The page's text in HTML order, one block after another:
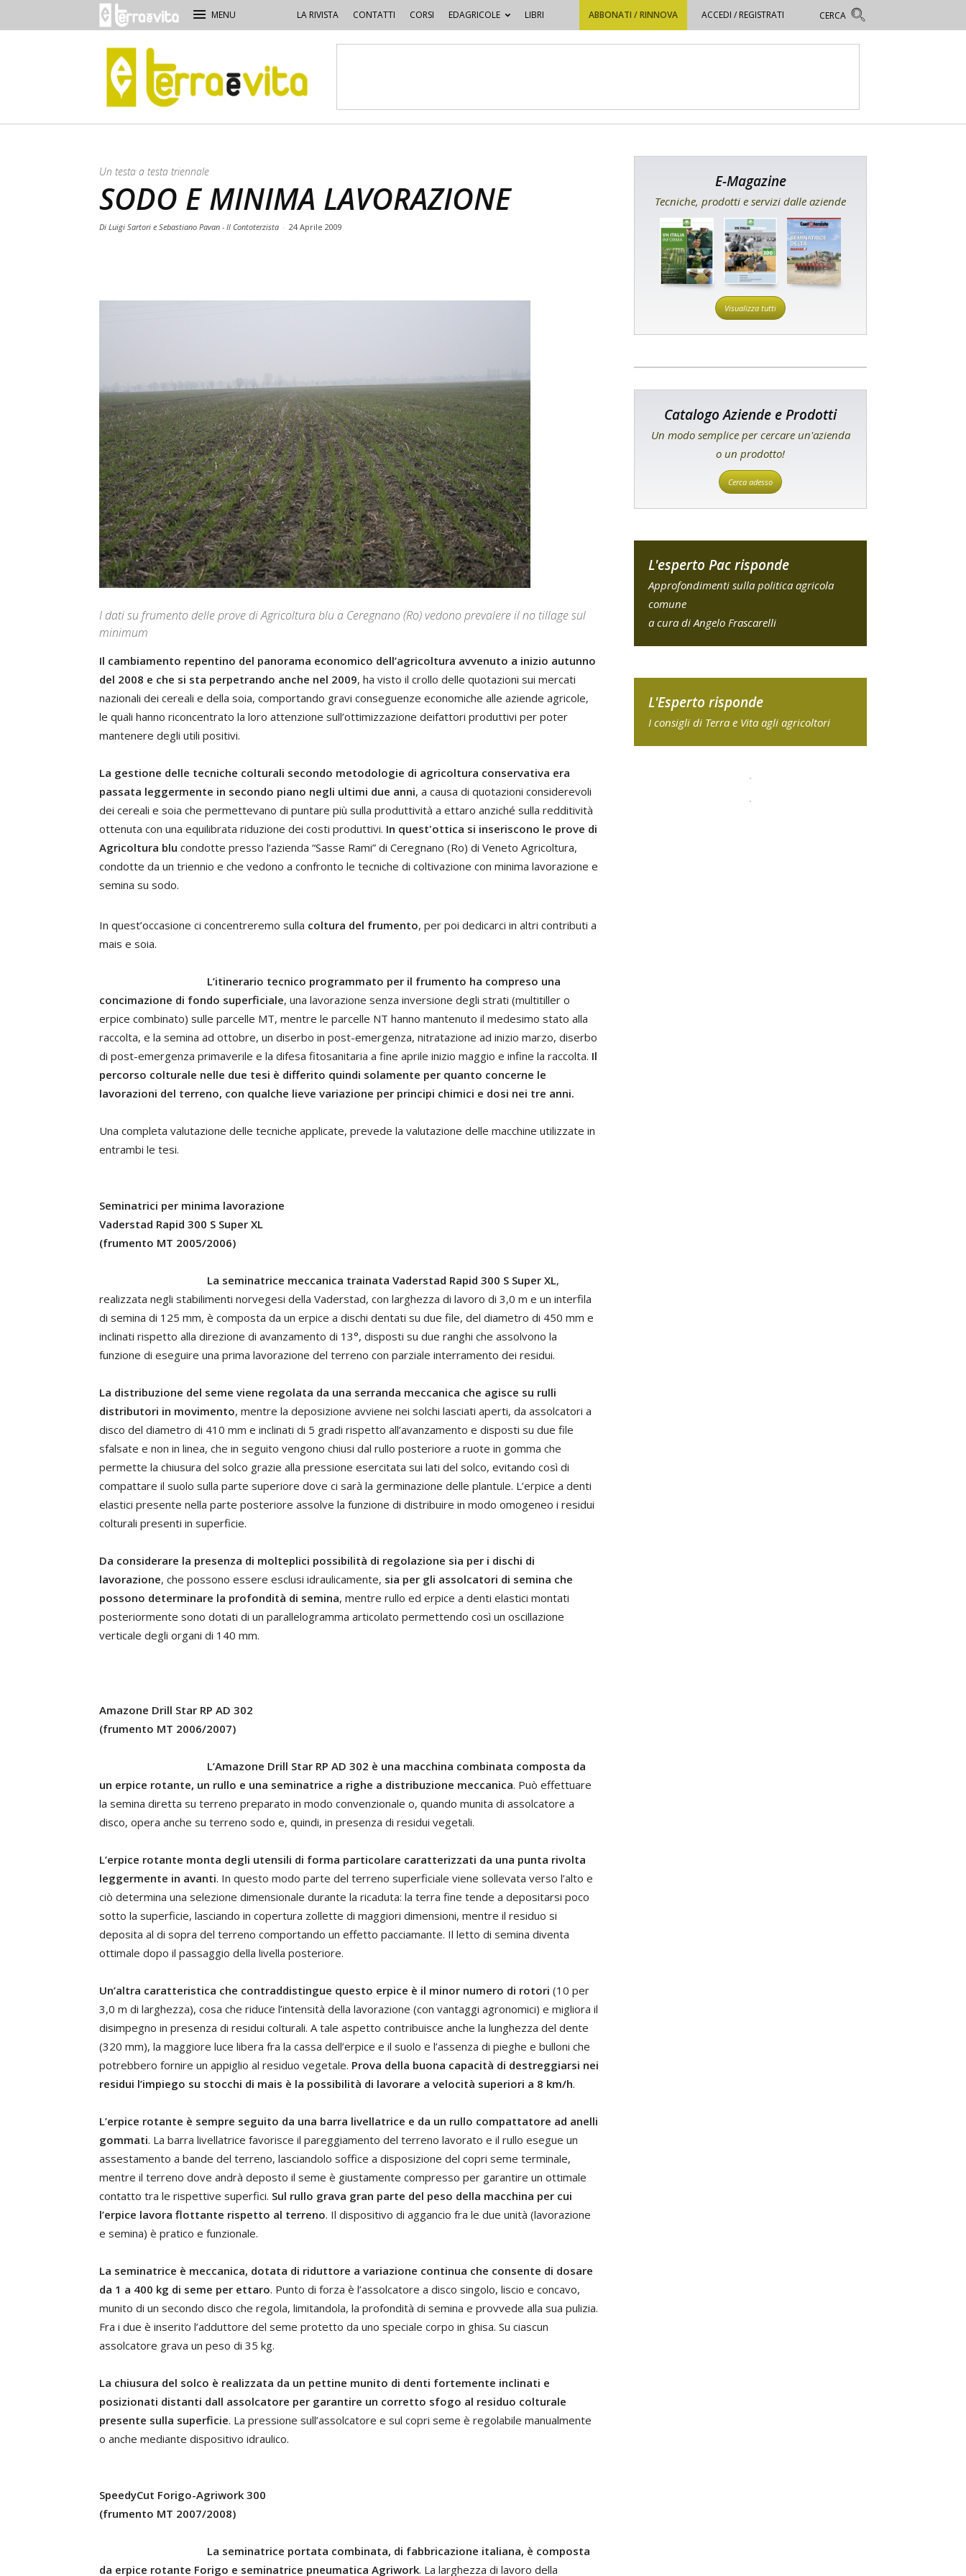
LA RIVISTA CONTATTI CORSI EDAGRICOLE LIBRI ABBONATI / RINNOVA ACCEDI / REGISTRATI
Terra
e
Vita
Un testa a testa triennale
SODO E MINIMA LAVORAZIONE
Di Luigi Sartori e Sebastiano Pavan - Il Contoterzista - 24 Aprile 2009
I dati su frumento delle prove di Agricoltura blu a Ceregnano (Ro) vedono prevalere il no tillage sul
minimum
Il cambiamento repentino del panorama economico dell’agricoltura avvenuto a inizio autunno
del 2008 e che si sta perpetrando anche nel 2009, ha visto il crollo delle quotazioni sui mercati
nazionali dei cereali e della soia, comportando gravi conseguenze economiche alle aziende agricole,
le quali hanno riconcentrato la loro attenzione sull’ottimizzazione deifattori produttivi per poter
mantenere degli utili positivi.
La gestione delle tecniche colturali secondo metodologie di agricoltura conservativa era
passata leggermente in secondo piano negli ultimi due anni, a causa di quotazioni considerevoli
dei cereali e soia che permettevano di puntare più sulla produttività a ettaro anziché sulla redditività
ottenuta con una equilibrata riduzione dei costi produttivi. In quest'ottica si inseriscono le prove di
Agricoltura blu condotte presso l’azienda “Sasse Rami” di Ceregnano (Ro) di Veneto Agricoltura,
condotte da un triennio e che vedono a confronto le tecniche di coltivazione con minima lavorazione e
semina su sodo.
In quest’occasione ci concentreremo sulla coltura del frumento, per poi dedicarci in altri contributi a
mais e soia.
L’itinerario tecnico programmato per il frumento ha compreso una
concimazione di fondo superficiale, una lavorazione senza inversione degli strati (multitiller o
erpice combinato) sulle parcelle MT, mentre le parcelle NT hanno mantenuto il medesimo stato alla
raccolta, e la semina ad ottobre, un diserbo in post-emergenza, nitratazione ad inizio marzo, diserbo
di post-emergenza primaverile e la difesa fitosanitaria a fine aprile inizio maggio e infine la raccolta. Il
percorso colturale nelle due tesi è differito quindi solamente per quanto concerne le
lavorazioni del terreno, con qualche lieve variazione per principi chimici e dosi nei tre anni.
Una completa valutazione delle tecniche applicate, prevede la valutazione delle macchine utilizzate in
entrambi le tesi.
Seminatrici per minima lavorazione
Vaderstad Rapid 300 S Super XL
(frumento MT 2005/2006)
La seminatrice meccanica trainata Vaderstad Rapid 300 S Super XL,
realizzata negli stabilimenti norvegesi della Vaderstad, con larghezza di lavoro di 3,0 m e un interfila
di semina di 125 mm, è composta da un erpice a dischi dentati su due file, del diametro di 450 mm e
inclinati rispetto alla direzione di avanzamento di 13°, disposti su due ranghi che assolvono la
funzione di eseguire una prima lavorazione del terreno con parziale interramento dei residui.
La distribuzione del seme viene regolata da una serranda meccanica che agisce su rulli
distributori in movimento, mentre la deposizione avviene nei solchi lasciati aperti, da assolcatori a
disco del diametro di 410 mm e inclinati di 5 gradi rispetto all’avanzamento e disposti su due file
sfalsate e non in linea, che in seguito vengono chiusi dal rullo posteriore a ruote in gomma che
permette la chiusura del solco grazie alla pressione esercitata sui lati del solco, evitando così di
compattare il suolo sulla parte superiore dove ci sarà la germinazione delle plantule. L’erpice a denti
elastici presente nella parte posteriore assolve la funzione di distribuire in modo omogeneo i residui
colturali presenti in superficie.
Da considerare la presenza di molteplici possibilità di regolazione sia per i dischi di
lavorazione, che possono essere esclusi idraulicamente, sia per gli assolcatori di semina che
possono determinare la profondità di semina, mentre rullo ed erpice a denti elastici montati
posteriormente sono dotati di un parallelogramma articolato permettendo così un oscillazione
verticale degli organi di 140 mm.
Amazone Drill Star RP AD 302
(frumento MT 2006/2007)
L’Amazone Drill Star RP AD 302 è una macchina combinata composta da
un erpice rotante, un rullo e una seminatrice a righe a distribuzione meccanica. Può effettuare
la semina diretta su terreno preparato in modo convenzionale o, quando munita di assolcatore a
disco, opera anche su terreno sodo e, quindi, in presenza di residui vegetali.
L’erpice rotante monta degli utensili di forma particolare caratterizzati da una punta rivolta
leggermente in avanti. In questo modo parte del terreno superficiale viene sollevata verso l’alto e
ciò determina una selezione dimensionale durante la ricaduta: la terra fine tende a depositarsi poco
sotto la superficie, lasciando in copertura zollette di maggiori dimensioni, mentre il residuo si
deposita al di sopra del terreno comportando un effetto pacciamante. Il letto di semina diventa
ottimale dopo il passaggio della livella posteriore.
Un’altra caratteristica che contraddistingue questo erpice è il minor numero di rotori (10 per
3,0 m di larghezza), cosa che riduce l’intensità della lavorazione (con vantaggi agronomici) e migliora il
disimpegno in presenza di residui colturali. A tale aspetto contribuisce anche la lunghezza del dente
(320 mm), la maggiore luce libera fra la cassa dell’erpice e il suolo e l’assenza di pieghe e bulloni che
potrebbero fornire un appiglio al residuo vegetale. Prova della buona capacità di destreggiarsi nei
residui l’impiego su stocchi di mais è la possibilità di lavorare a velocità superiori a 8 km/h.
L’erpice rotante è sempre seguito da una barra livellatrice e da un rullo compattatore ad anelli
gommati. La barra livellatrice favorisce il pareggiamento del terreno lavorato e il rullo esegue un
assestamento a bande del terreno, lasciandolo soffice a disposizione del copri seme terminale,
mentre il terreno dove andrà deposto il seme è giustamente compresso per garantire un ottimale
contatto tra le rispettive superfici. Sul rullo grava gran parte del peso della macchina per cui
l’erpice lavora flottante rispetto al terreno. Il dispositivo di aggancio fra le due unità (lavorazione
e semina) è pratico e funzionale.
La seminatrice è meccanica, dotata di riduttore a variazione continua che consente di dosare
da 1 a 400 kg di seme per ettaro. Punto di forza è l’assolcatore a disco singolo, liscio e concavo,
munito di un secondo disco che regola, limitandola, la profondità di semina e provvede alla sua pulizia.
Fra i due è inserito l’adduttore del seme protetto da uno speciale corpo in ghisa. Su ciascun
assolcatore grava un peso di 35 kg.
La chiusura del solco è realizzata da un pettine munito di denti fortemente inclinati e
posizionati distanti dall assolcatore per garantire un corretto sfogo al residuo colturale
presente sulla superficie. La pressione sull’assolcatore e sul copri seme è regolabile manualmente
o anche mediante dispositivo idraulico.
SpeedyCut Forigo-Agriwork 300
(frumento MT 2007/2008)
La seminatrice portata combinata, di fabbricazione italiana, è composta
da erpice rotante Forigo e seminatrice pneumatica Agriwork. La larghezza di lavoro della
E-Magazine
Tecniche, prodotti e servizi dalle aziende
Visualizza tutti
Catalogo Aziende e Prodotti
Un modo semplice per cercare un'azienda
o un prodotto!
Cerca adesso
L'esperto Pac risponde
Approfondimenti sulla politica agricola
comune
a cura di Angelo Frascarelli
L'Esperto risponde
I consigli di Terra e Vita agli agricoltori